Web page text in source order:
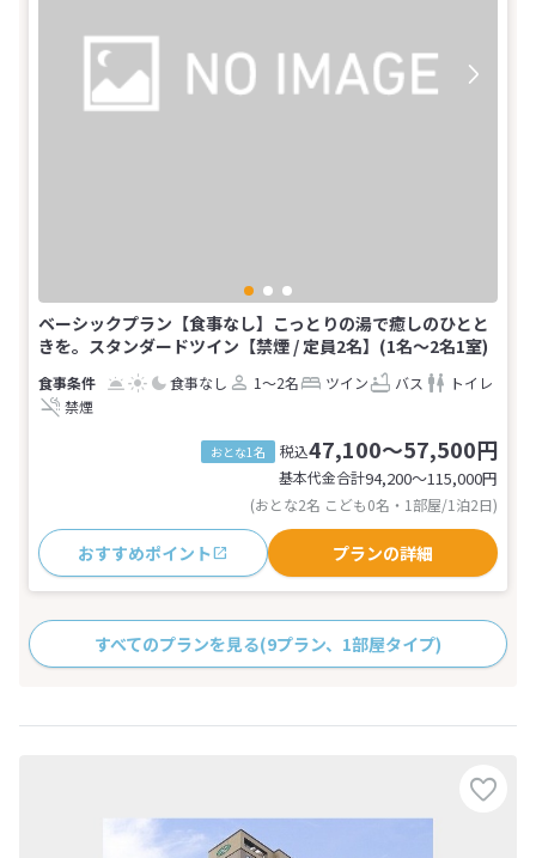
ベーシックプラン【食事なし】こっとりの湯で癒しのひとと
きを。スタンダードツイン【禁煙 / 定員2名】(1名～2名1室)
食事なし 1～2名 ツイン バス
トイレ
禁煙
おとな1名 税込47,100～57,500円
基本代金合計94,200〜115,000円
(おとな2名 こども0名・1部屋/1泊2日)
おすすめポイント プランの詳細
すべてのプランを見る(9プラン、1部屋タイプ)